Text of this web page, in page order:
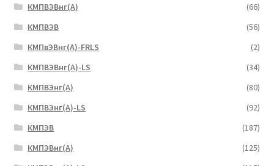
КМПВЭBнг(А)
(66)
КМПВЭВ
(56)
КМПвЭВнг(А)-FRLS
(2)
КМПВЭВнг(А)-LS
(34)
КМПВЭнг(А)
(80)
КМПВЭнг(А)-LS
(92)
КМПЭВ
(187)
КМПЭВнг(А)
(125)